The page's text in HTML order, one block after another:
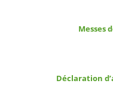
Messes
Déclaration